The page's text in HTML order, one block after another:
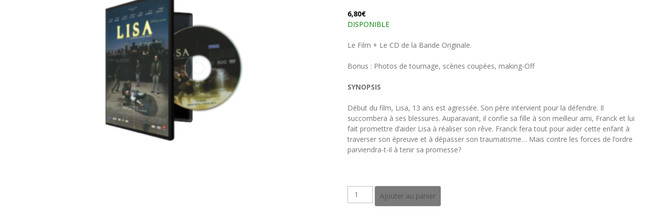
6,80€
DISPONIBLE
Le Film + Le CD de la Bande Originale.
Bonus : Photos de tournage, scènes coupées, making-Off
SYNOPSIS
Début du film, Lisa, 13 ans est agressée. Son père intervient pour la défendre. Il
succombera à ses blessures. Auparavant, il confie sa fille à son meilleur ami, Franck et lui
fait promettre d’aider Lisa à réaliser son rêve. Franck fera tout pour aider cette enfant à
traverser son épreuve et à dépasser son traumatisme… Mais contre les forces de l’ordre
parviendra-t-il à tenir sa promesse?
quantité
de
Ajouter au panier